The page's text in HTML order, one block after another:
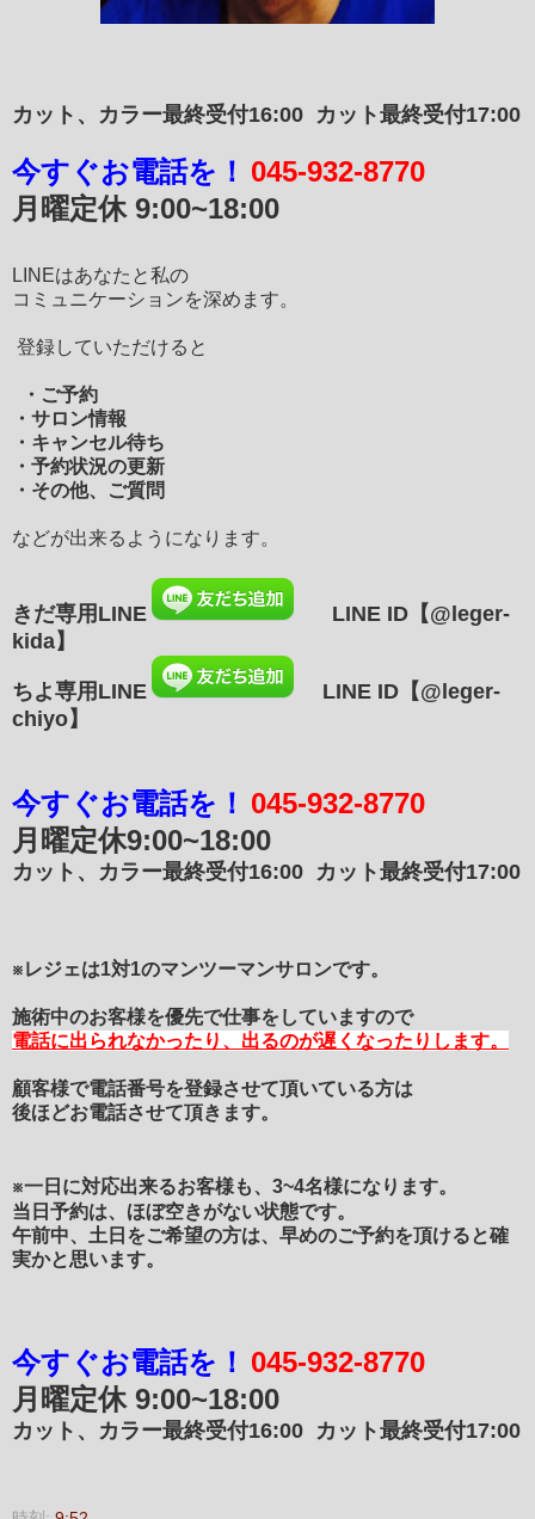
カット、カラー最終受付16:00 カット最終受付17:00
今すぐお電話を！ 045-932-8770
月曜定休 9:00~18:00
LINEはあなたと私の
コミュニケーションを深めます。
登録していただけると
・ご予約
・サロン情報
・キャンセル待ち
・予約状況の更新
・その他、ご質問
などが出来るようになります。
きだ専用LINE LINE ID 【@leger-
kida】
ちよ専用LINE
LINE ID【@leger-
chiyo】
今すぐお電話を！ 045-932-8770
月曜定休9:00~18:00
カット、カラー最終受付16:00 カット最終受付17:00
※レジェは1対1のマンツーマンサロンです。
施術中のお客様を優先で仕事をしていますので
電話に出られなかったり、 出るのが遅くなったりします。
顧客様で電話番号を登録させて頂いている方は
後ほどお電話させて頂きます。
※一日に対応出来るお客様も、3~4名様になります。
当日予約は、ほぼ空きがない状態です。
午前中、土日をご希望の方は、早めのご予約を頂けると確
実かと思います。
今すぐお電話を！ 045-932-8770
月曜定休 9:00~18:00
カット、カラー最終受付16:00 カット最終受付17:00